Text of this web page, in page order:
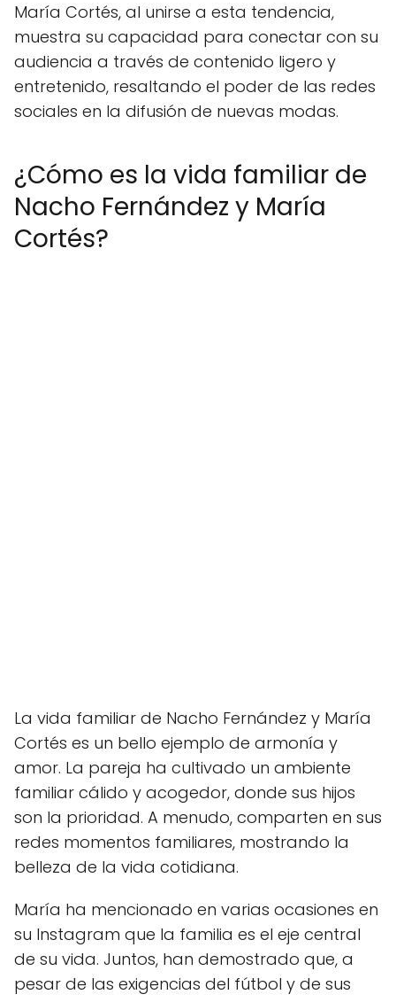
María Cortés, al unirse a esta tendencia,
muestra su capacidad para conectar con su
audiencia a través de contenido ligero y
entretenido, resaltando el poder de las redes
sociales en la difusión de nuevas modas.
¿Cómo es la vida familiar de
Nacho Fernández y María
Cortés?
La vida familiar de Nacho Fernández y María
Cortés es un bello ejemplo de armonía y
amor. La pareja ha cultivado un ambiente
familiar cálido y acogedor, donde sus hijos
son la prioridad. A menudo, comparten en sus
redes momentos familiares, mostrando la
belleza de la vida cotidiana.
María ha mencionado en varias ocasiones en
su Instagram que la familia es el eje central
de su vida. Juntos, han demostrado que, a
pesar de las exigencias del fútbol y de sus